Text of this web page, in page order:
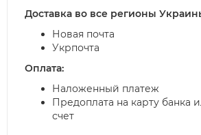
Доставка во все регионы
Новая почта
Укрпочта
Оплата:
Наложенный платеж
Предоплата на карту банка
счет